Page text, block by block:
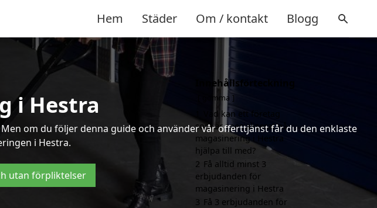
Hem Städer Om / kontakt Blogg
i Hestra
om du följer denna guide och använder vår offerttjänst får du den enklaste
i Hestra.
utan förpliktelser
Innehållsförteckning
gömma
Vad kan ett företag
som är specialiserat på
magasinering i Hestra
hjälpa till med?
2 Få alltid minst 3
erbjudanden för
magasinering i Hestra
3 Få 3 erbjudanden för